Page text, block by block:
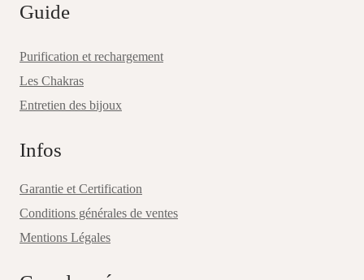
Guide
Purification et rechargement
Les Chakras
Entretien des bijoux
Infos
Garantie et Certification
Conditions générales de ventes
Mentions Légales